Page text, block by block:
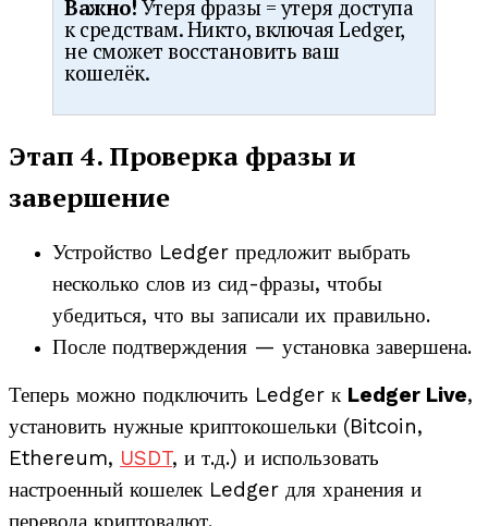
Важно! Утеря фразы = утеря доступа
к средствам. Никто, включая Ledger,
не сможет восстановить ваш
кошелёк.
Этап 4. Проверка фразы и
завершение
Устройство Ledger предложит выбрать
несколько слов из сид-фразы, чтобы
убедиться, что вы записали их правильно.
После подтверждения — установка завершена.
Теперь можно подключить Ledger к Ledger Live,
установить нужные криптокошельки (Bitcoin,
Ethereum, USDT, и т.д.) и использовать
настроенный кошелек Ledger для хранения и